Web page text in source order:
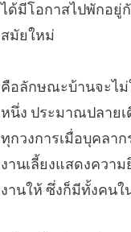
ได้มีโอกาสไปพักอ
สมัยใหม่
คือลักษณะบ้านจะไม่
หนึ่ง ประมาณปลาย
ทุกวงการเมื่อบุคลา
งานเลี้ยงแสดงควา
งานให้ ซึ่งก็มีทั้งคนใ